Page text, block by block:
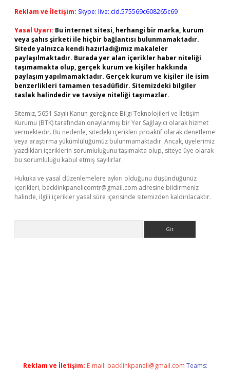
Reklam ve İletişim: Skype: live:.cid.575569c608265c69
Yasal Uyarı: Bu internet sitesi, herhangi bir marka, kurum
veya şahıs şirketi ile hiçbir bağlantısı bulunmamaktadır.
Sitede yalnızca kendi hazırladığımız makaleler
paylaşılmaktadır. Burada yer alan içerikler haber niteliği
taşımamakta olup, gerçek kurum ve kişiler hakkında
paylaşım yapılmamaktadır. Gerçek kurum ve kişiler ile isim
benzerlikleri tamamen tesadüfidir. Sitemizdeki bilgiler
taslak halindedir ve tavsiye niteliği taşımazlar.
Sitemiz, 5651 Sayılı Kanun gereğince Bilgi Teknolojileri ve İletişim
Kurumu (BTK) tarafından onaylanmış bir Yer Sağlayıcı olarak hizmet
vermektedir. Bu nedenle, sitedeki içerikleri proaktif olarak denetleme
veya araştırma yükümlülüğümüz bulunmamaktadır. Ancak, üyelerimiz
yazdıkları içeriklerin sorumluluğunu taşımakta olup, siteye üye olarak
bu sorumluluğu kabul etmiş sayılırlar.
Hukuka ve yasal düzenlemelere aykırı olduğunu düşündüğünüz
içerikleri, backlinkpanelicomtr@gmail.com adresine bildirmeniz
halinde, ilgili içerikler yasal süre içerisinde sitemizden kaldırılacaktır.
Reklam ve İletişim: E-mail: backlinkpaneli@gmail.com Teams: